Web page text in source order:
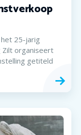
het 25-jarig
Zilt organiseert
getiteld